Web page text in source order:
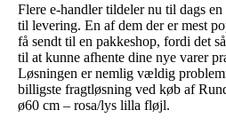
Flere e-handler tildeler nu til dags
til levering. En af dem der er mest
få sendt til en pakkeshop, fordi det
til at kunne afhente dine nye varer
Løsningen er nemlig vældig
billigste fragtløsning ved køb af
ø60 cm – rosa/lys lilla fløjl.